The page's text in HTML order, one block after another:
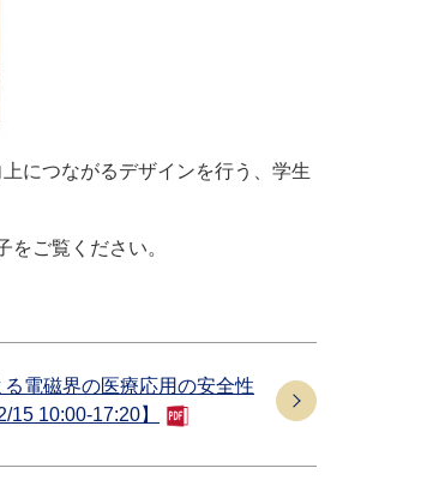
につながるデザインを行う、学生
ご覧ください。
電磁界の医療応用の安全性
10:00-17:20】